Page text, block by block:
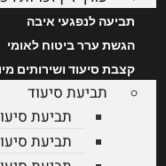
תביעה לנפגעי איבה
הגשת ערר ביטוח לאומי
קצבת סיעוד ושירותים
תביעת סיעוד
תביעת
תביעת